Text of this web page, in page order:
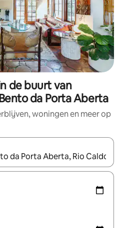
de buurt van
da Porta Aberta
woningen en meer op
zijn, maak je een keuze